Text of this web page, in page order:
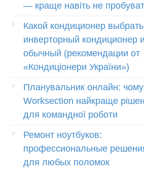
— краще навіть не
Какой кондиционер
инверторный кондиционер
обычный (рекомендации от
«Кондиціонери України»)
Планувальник онлайн: чому
Worksection найкраще
для командної роботи
Ремонт ноутбуков:
профессиональные
для любых поломок